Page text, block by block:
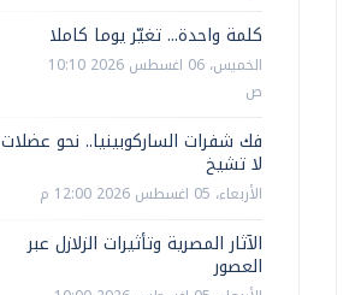
كلمة واحدة... تغيّر يوما كاملا
الخميس، 06 اغسطس 2026 10:10
ص
فك شفرات الساركوبينيا.. نحو عضلات
لا تشيخ
الأربعاء، 05 اغسطس 2026 12:00 م
الآثار المصرية وتأثيرات الزلازل عبر
العصور